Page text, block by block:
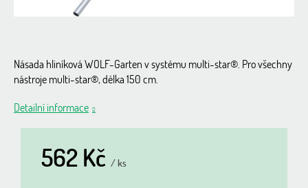
Násada hliníková WOLF-Garten v systému multi-star®. Pro všechny
nástroje multi-star®, délka 150 cm.
Detailní informace
562 Kč / ks